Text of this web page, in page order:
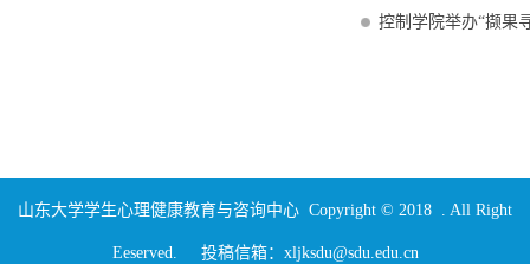
控制学院举办“撷果
山东大学学生心理健康教育与咨询中心 Copyright © 2018 . All Right
Eeserved. 投稿信箱：xljksdu@sdu.edu.cn